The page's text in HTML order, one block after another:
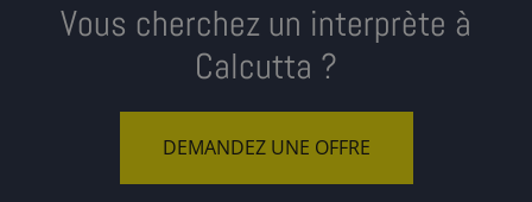
Vous cherchez un interprète à
Calcutta ?
DEMANDEZ UNE OFFRE